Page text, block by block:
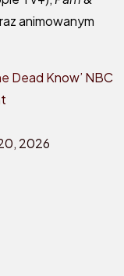
animowanym
Dead Know’ NBC
2026